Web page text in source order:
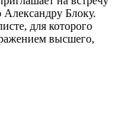
Блоку.
для которого
высшего,